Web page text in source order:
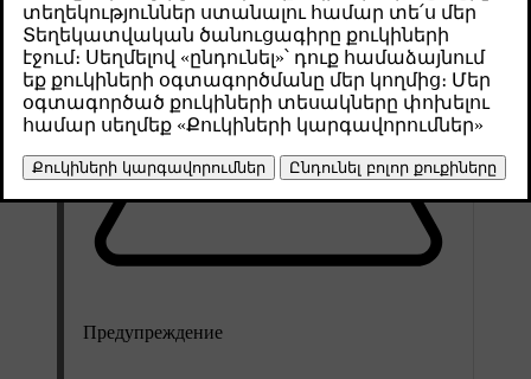
Предупреждение